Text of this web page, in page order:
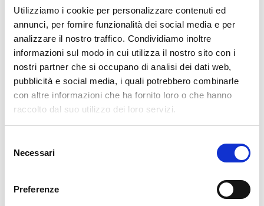
Utilizziamo i cookie per personalizzare contenuti ed
annunci, per fornire funzionalità dei social media e per
analizzare il nostro traffico. Condividiamo inoltre
informazioni sul modo in cui utilizza il nostro sito con i
nostri partner che si occupano di analisi dei dati web,
pubblicità e social media, i quali potrebbero combinarle
con altre informazioni che ha fornito loro o che hanno
raccolto dal suo utilizzo dei loro servizi.
delNecessari
Preferenze
Il Casante in Brasile
GIOVEDÌ 12 GENNAIO 2023
Assemblee in Brasile